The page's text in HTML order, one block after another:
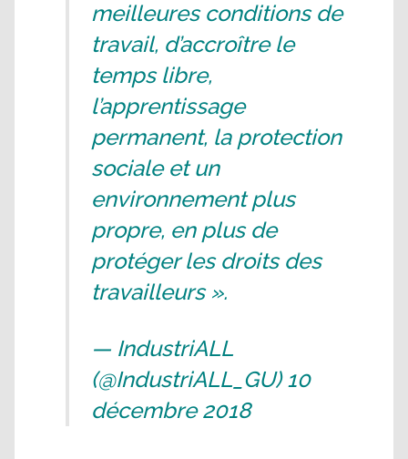
meilleures conditions de
travail, d’accroître le
temps libre,
l’apprentissage
permanent, la protection
sociale et un
environnement plus
propre, en plus de
protéger les droits des
travailleurs ».
— IndustriALL
(@IndustriALL_GU) 10
décembre 2018